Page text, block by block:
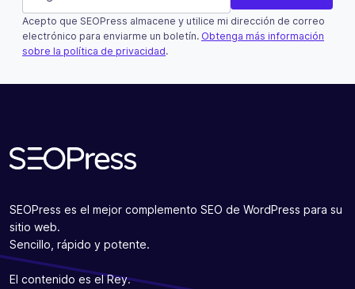
Este campo es un campo de validación y debe quedar
Acepto que SEOPress almacene y utilice mi dirección de correo
electrónico para enviarme un boletín. Obtenga más información
sobre la política de privacidad.
SEOPress es el mejor complemento SEO de WordPress para su
sitio web.
Sencillo, rápido y potente.
El contenido es el Rey.